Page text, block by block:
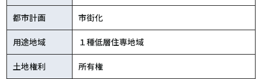
都市計画 市街化
用途地域 １種低層住専地域
土地権利 所有権